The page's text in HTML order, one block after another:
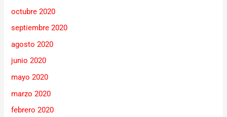
octubre 2020
septiembre 2020
agosto 2020
junio 2020
mayo 2020
marzo 2020
febrero 2020